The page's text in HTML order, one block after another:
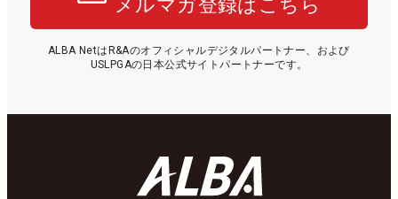
メルマガ登録はこちら
ALBA NetはR&Aのオフィシャルデジタルパートナー、および
USLPGAの日本公式サイトパートナーです。